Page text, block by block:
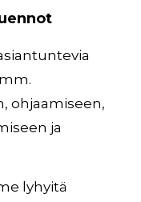
ohjaamiseen,
ja
lyhyitä